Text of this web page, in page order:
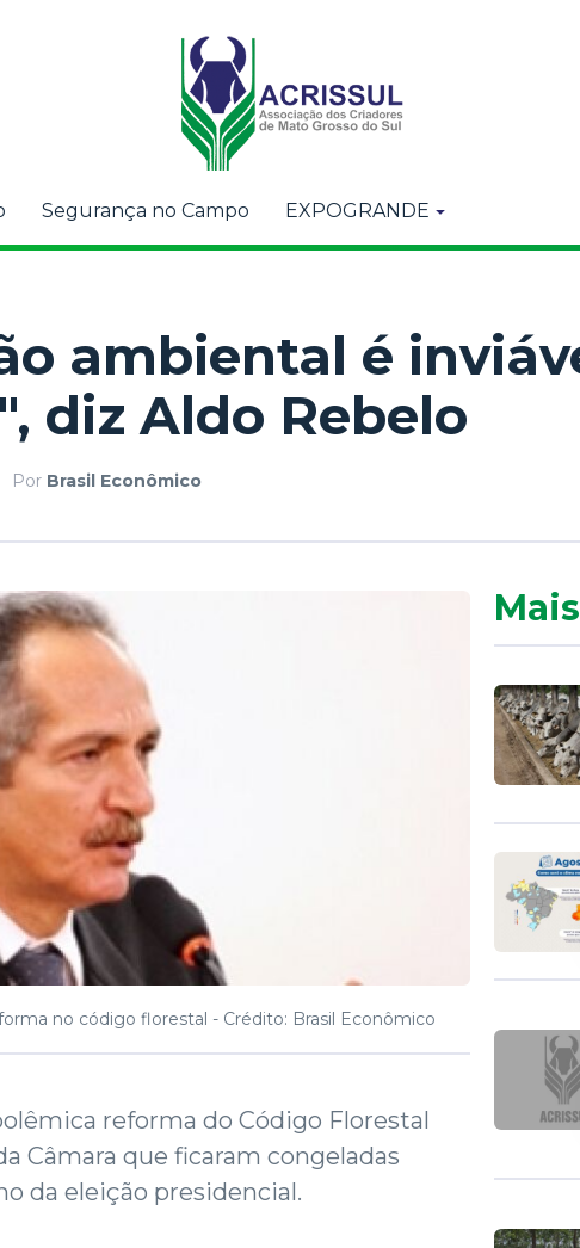
Segurança no Campo EXPOGRANDE
ambiental é
diz Aldo Rebelo
Por Brasil Econômico
no código florestal - Crédito: Brasil Econômico
reforma do Código Florestal
Câmara que ficaram congeladas
da eleição presidencial.